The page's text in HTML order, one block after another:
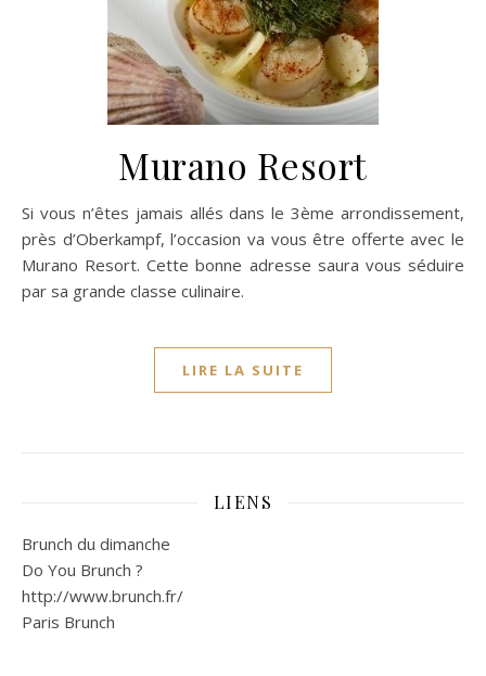
Murano Resort
Si vous n’êtes jamais allés dans le 3ème arrondissement,
près d’Oberkampf, l’occasion va vous être offerte avec le
Murano Resort. Cette bonne adresse saura vous séduire
par sa grande classe culinaire.
LIRE LA SUITE
LIENS
Brunch du dimanche
Do You Brunch ?
http://www.brunch.fr/
Paris Brunch